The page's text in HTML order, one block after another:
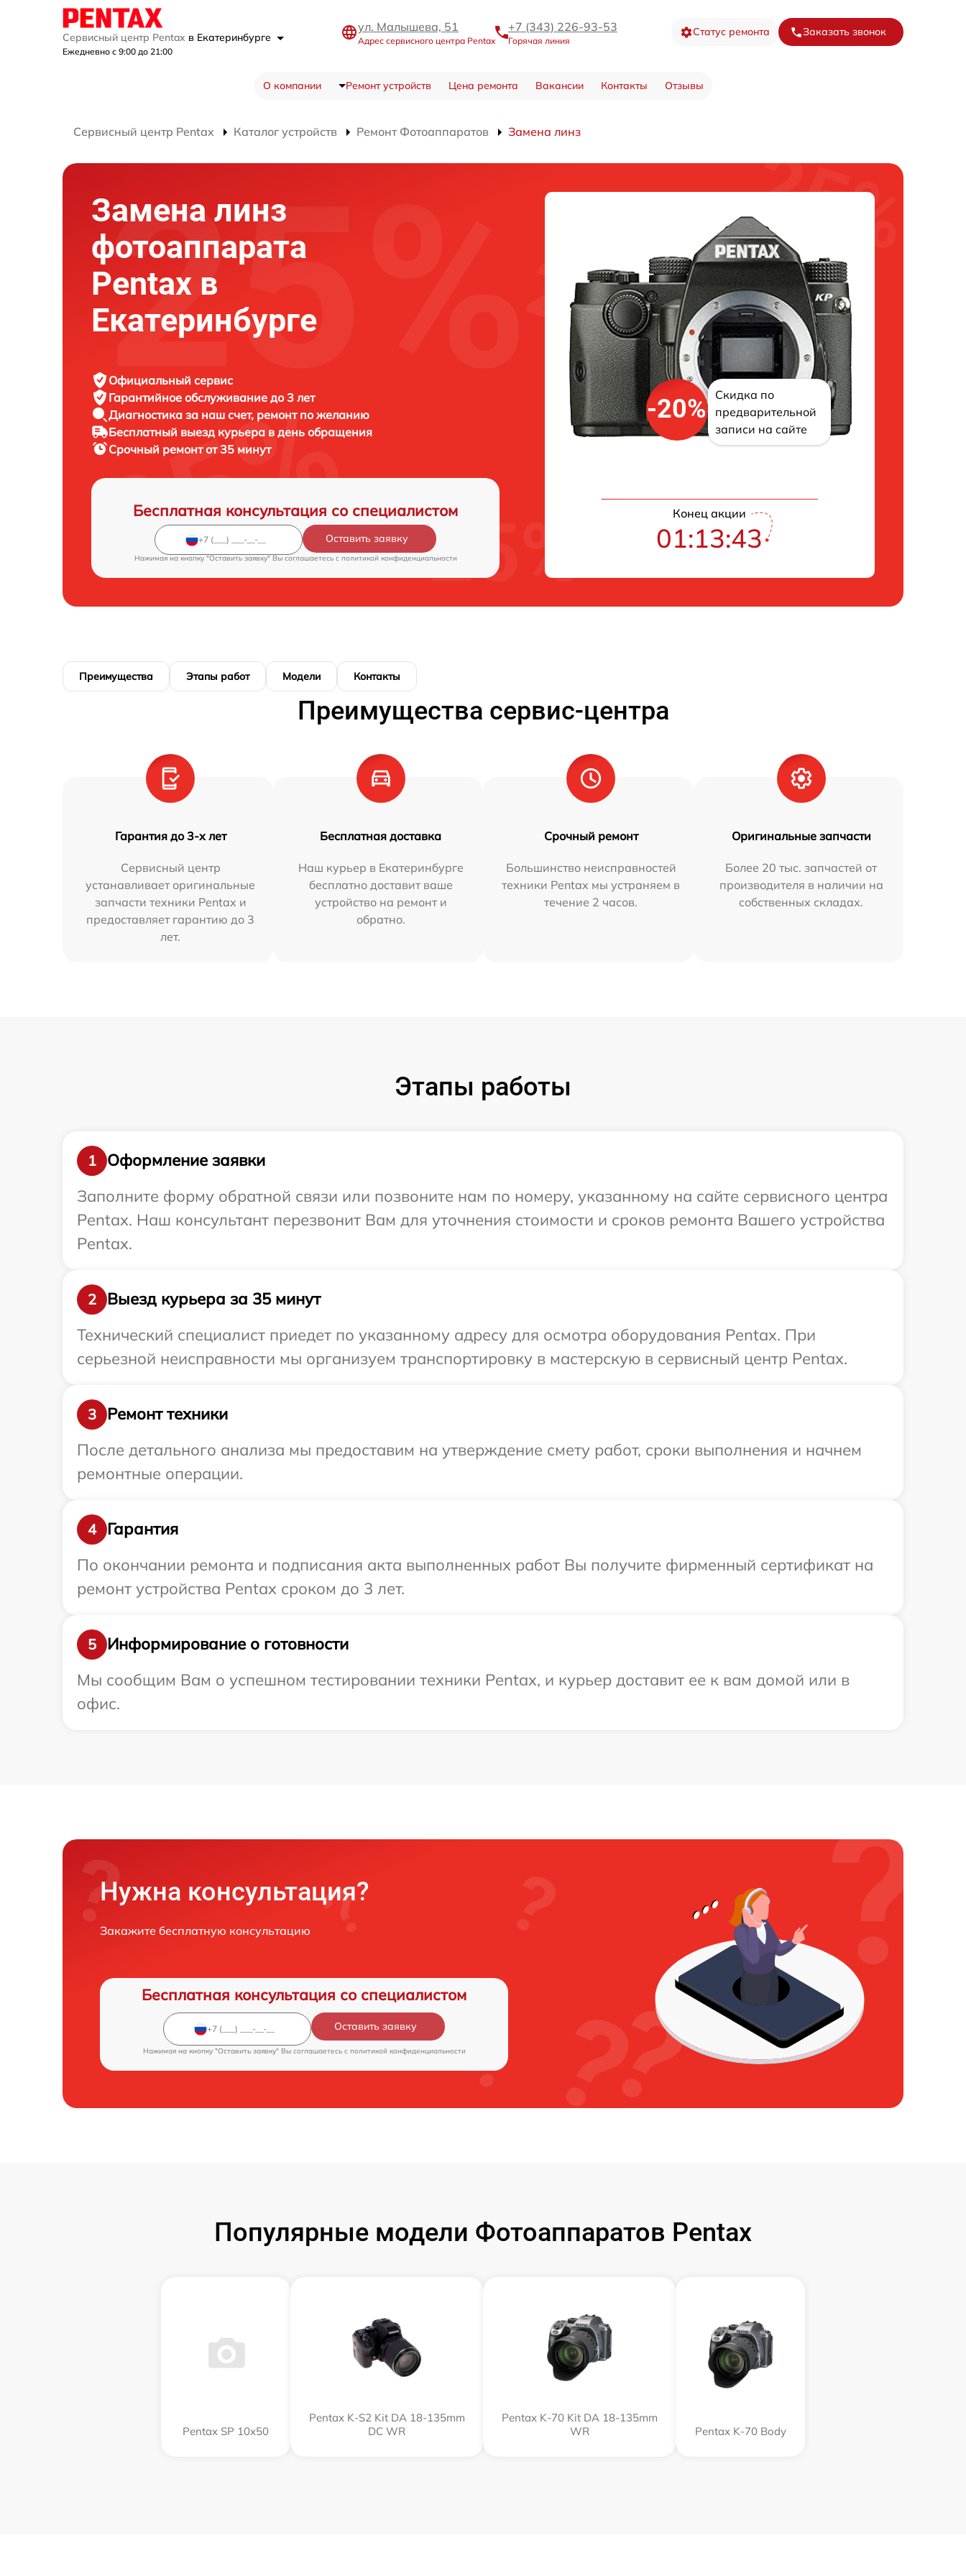
Сервисный центр Pentax в Екатеринбурге
Ежедневно с 9:00 до 21:00
ул. Малышева, 51
Адрес сервисного центра Pentax
+7 (343) 226-93-53
Горячая линия
Статус ремонта Заказать звонок
О компании Ремонт устройств Цена ремонта Вакансии Контакты Отзывы
Сервисный центр Pentax Каталог устройств Ремонт Фотоаппаратов Замена линз
Замена линз
фотоаппарата
Pentax в
Екатеринбурге
Официальный сервис
Гарантийное обслуживание до 3 лет
Диагностика за наш счет, ремонт по желанию
Бесплатный выезд курьера в день обращения
Срочный ремонтот 35 минут
Бесплатная консультация со специалистом
Оставить заявку
Нажимая на кнопку "Оставить заявку" Вы соглашаетесь c политикой конфиденциальности
-20%
Скидка по
предварительной
записи на сайте
Конец акции
01:13:43
Преимущества Этапы работ Модели Контакты
Преимущества сервис-центра
Гарантия до 3-х лет
Сервисный центр
устанавливает оригинальные
запчасти техники Pentax и
предоставляет гарантию до 3
лет.
Бесплатная доставка
Наш курьер в Екатеринбурге
бесплатно доставит ваше
устройство на ремонт и
обратно.
Срочный ремонт
Большинство неисправностей
техники Pentax мы устраняем в
течение 2 часов.
Оригинальные запчасти
Более 20 тыс. запчастей от
производителя в наличии на
собственных складах.
Этапы работы
1
Оформление заявки
Заполните форму обратной связи или позвоните нам по номеру, указанному на сайте сервисного центра
Pentax. Наш консультант перезвонит Вам для уточнения стоимости и сроков ремонта Вашего устройства
Pentax.
2
Выезд курьера за 35 минут
Технический специалист приедет по указанному адресу для осмотра оборудования Pentax. При
серьезной неисправности мы организуем транспортировку в мастерскую в сервисный центр Pentax.
3
Ремонт техники
После детального анализа мы предоставим на утверждение смету работ, сроки выполнения и начнем
ремонтные операции.
4
Гарантия
По окончании ремонта и подписания акта выполненных работ Вы получите фирменный сертификат на
ремонт устройства Pentax сроком до 3 лет.
5
Информирование о готовности
Мы сообщим Вам о успешном тестировании техники Pentax, и курьер доставит ее к вам домой или в
офис.
Нужна консультация?
Закажите бесплатную консультацию
Бесплатная консультация со специалистом
Оставить заявку
Нажимая на кнопку "Оставить заявку" Вы соглашаетесь c политикой конфиденциальности
Популярные модели Фотоаппаратов Pentax
Pentax SP 10x50
Pentax K-S2 Kit DA 18-135mm
DC WR
Pentax K-70 Kit DA 18-135mm
WR
Pentax K-70 Body